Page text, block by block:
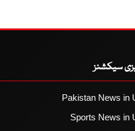
سیکشنز
Pakistan News in
Sports News in